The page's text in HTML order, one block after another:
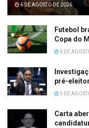
6 DE AGOSTO DE 2026
Futebol
Copa do
6 DE
pré-
5 DE
Carta